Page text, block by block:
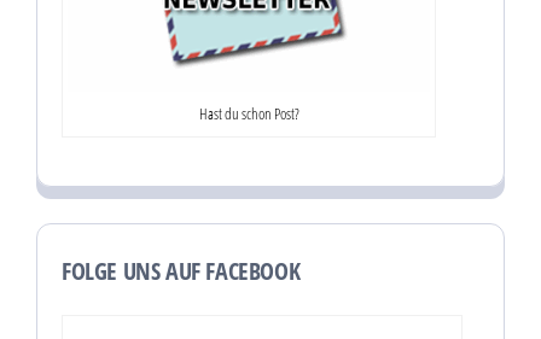
Hast du schon Post?
FOLGE UNS AUF FACEBOOK